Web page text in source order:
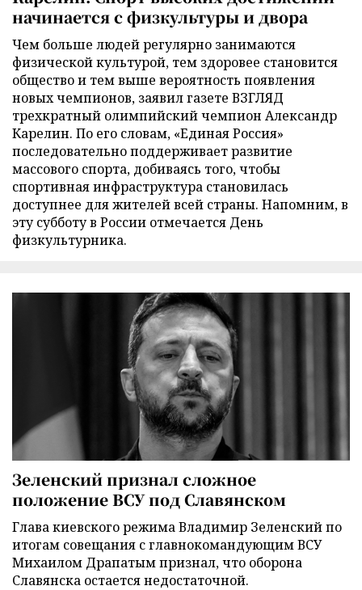
начинается с физкультуры и двора
Чем больше людей регулярно занимаются
физической культурой, тем здоровее становится
общество и тем выше вероятность появления
новых чемпионов, заявил газете ВЗГЛЯД
трехкратный олимпийский чемпион Александр
Карелин. По его словам, «Единая Россия»
последовательно поддерживает развитие
массового спорта, добиваясь того, чтобы
спортивная инфраструктура становилась
доступнее для жителей всей страны. Напомним, в
эту субботу в России отмечается День
физкультурника.
Зеленский признал сложное
положение ВСУ под Славянском
Глава киевского режима Владимир Зеленский по
итогам совещания с главнокомандующим ВСУ
Михаилом Драпатым признал, что оборона
Славянска остается недостаточной.